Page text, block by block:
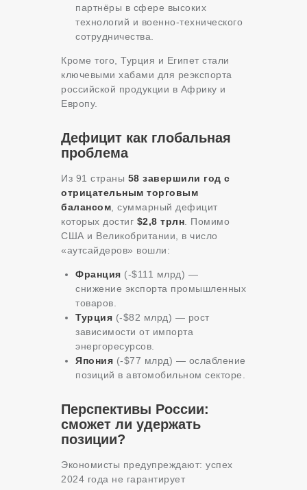
партнёры в сфере высоких
технологий и военно-технического
сотрудничества.
Кроме того, Турция и Египет стали
ключевыми хабами для реэкспорта
российской продукции в Африку и
Европу.
Дефицит как глобальная
проблема
Из 91 страны 58 завершили год с
отрицательным торговым
балансом , суммарный дефицит
которых достиг $2,8 трлн . Помимо
США и Великобритании, в число
«аутсайдеров» вошли:
Франция (-$111 млрд) —
снижение экспорта промышленных
товаров.
Турция (-$82 млрд) — рост
зависимости от импорта
энергоресурсов.
Япония (-$77 млрд) — ослабление
позиций в автомобильном секторе.
Перспективы России:
сможет ли удержать
позиции?
Экономисты предупреждают: успех
2024 года не гарантирует